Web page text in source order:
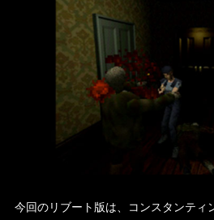
今回のリブート版は、コンスタンティ